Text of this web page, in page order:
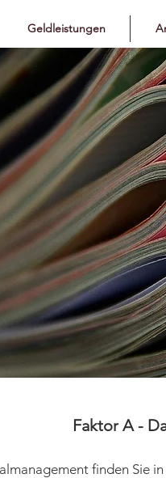
Geldleistungen
Faktor A -
finden Sie